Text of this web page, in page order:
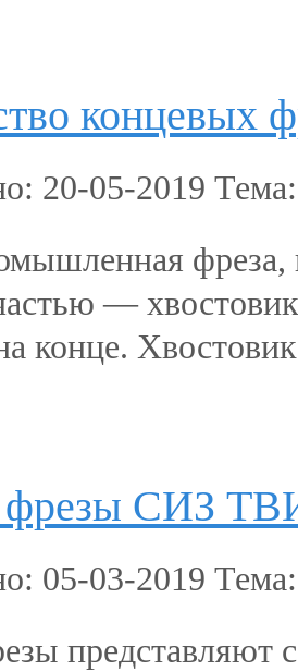
концевых
20-05-2019
фреза,
—
конце.
фрезы СИЗ
05-03-2019
представляют